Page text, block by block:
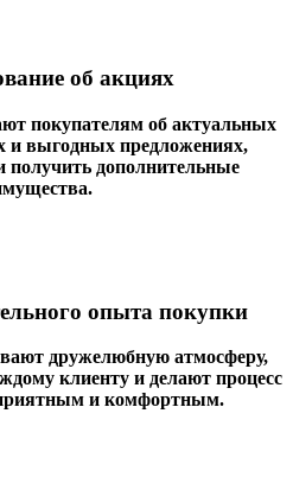
об акциях
покупателям об актуальных
и выгодных предложениях,
получить дополнительные
опыта покупки
дружелюбную атмосферу,
клиенту и делают процесс
и комфортным.